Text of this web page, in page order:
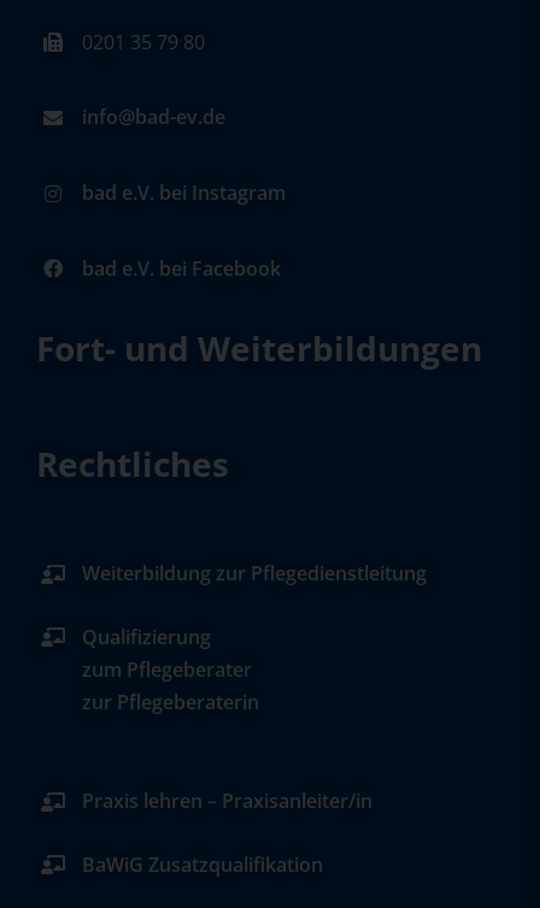
0201 35 79 80
info@bad-ev.de
bad e.V. bei Instagram
bad e.V. bei Facebook
Fort- und Weiterbildungen
Rechtliches
Weiterbildung zur Pflegedienstleitung
Qualifizierung
zum Pflegeberater
zur Pflegeberaterin
Praxis lehren – Praxisanleiter/in
BaWiG Zusatzqualifikation